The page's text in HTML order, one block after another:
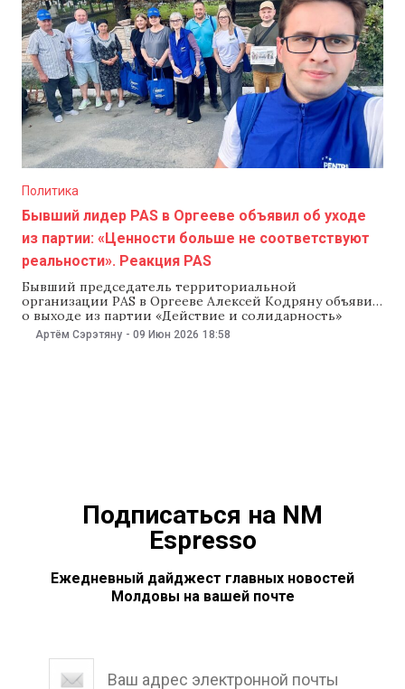
Политика
Бывший лидер PAS в Оргееве объявил об уходе
из партии: «Ценности больше не соответствуют
реальности». Реакция PAS
Бывший председатель территориальной
организации PAS в Оргееве Алексей Кодряну объявил
о выходе из партии «Действие и солидарность»
после восьми лет деятельности. Свое решение
Кодряну объяснил тем, что ценности, которые когда-
Артём Сэрэтяну - 09 Июн 2026 18:58
Подписаться на NM
Espresso
Ежедневный дайджест главных новостей
Молдовы на вашей почте